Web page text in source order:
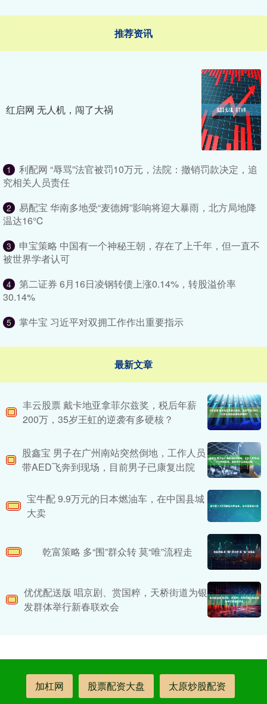
推荐资讯
红启网 无人机，闯了大祸
1
利配网 “辱骂”法官被罚10万元，法院：撤销罚款决定，追
究相关人员责任
2
易配宝 华南多地受“麦德姆”影响将迎大暴雨，北方局地降
温达16℃
3
申宝策略 中国有一个神秘王朝，存在了上千年，但一直不
被世界学者认可
4
第二证券 6月16日凌钢转债上涨0.14%，转股溢价率
30.14%
5 掌牛宝 习近平对双拥工作作出重要指示
最新文章
丰云股票 戴卡地亚拿菲尔兹奖，税后年薪
200万，35岁王虹的逆袭有多硬核？
股鑫宝 男子在广州南站突然倒地，工作人员
带AED飞奔到现场，目前男子已康复出院
宝牛配 9.9万元的日本燃油车，在中国县城
大卖
乾富策略 多“围”群众转 莫“唯”流程走
优优配送版 唱京剧、赏国粹，天桥街道为银
发群体举行新春联欢会
加杠网 股票配资大盘 太原炒股配资